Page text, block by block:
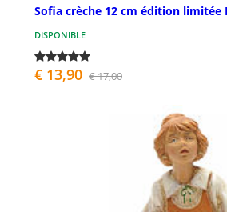
Sofia crèche 12 cm édition limitée
DISPONIBLE
€ 13,90 € 17,00